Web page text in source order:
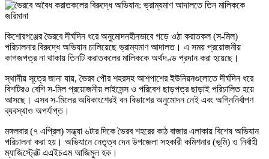
কিশোরগঞ্জের ভৈরবে দীর্ঘদিন ধরে অনুমোদনহীনভাবে গড়ে ওঠা করাতকল (স-মিল)
পরিচালনার বিরুদ্ধে অভিযান চালিয়েছে ভ্রাম্যমাণ আদালত। এ সময় প্রয়োজনীয়
কাগজপত্র না থাকায় তিনটি করাতকলের মালিককে অর্থদণ্ড প্রদান করা হয়েছে।
স্থানীয় সূত্রে জানা যায়, ভৈরব পৌর শহরসহ আশপাশের ইউনিয়নগুলোতে দীর্ঘদিন ধরে
বিশটিরও বেশি স-মিল প্রয়োজনীয় লাইসেন্স ও পরিবেশ ছাড়পত্র ছাড়াই পরিচালিত হয়ে
আসছে। এসব স-মিলের অধিকাংশেরই বন বিভাগের অনুমোদন নেই এবং অগ্নিনির্বাপণ
ব্যবস্থাও অপর্যাপ্ত।
মঙ্গলবার (৭ এপ্রিল) সন্ধ্যা ৬টার দিকে ভৈরব শহরের কাঠ বাজার এলাকায় বিশেষ অভিযান
পরিচালনা করা হয়। অভিযানে নেতৃত্ব দেন উপজেলা সহকারী কমিশনার (ভূমি) ও নির্বাহী
ম্যাজিস্ট্রেটএএইচএম আজিমুল হক ।